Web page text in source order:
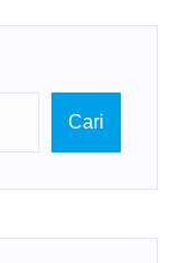
Cari